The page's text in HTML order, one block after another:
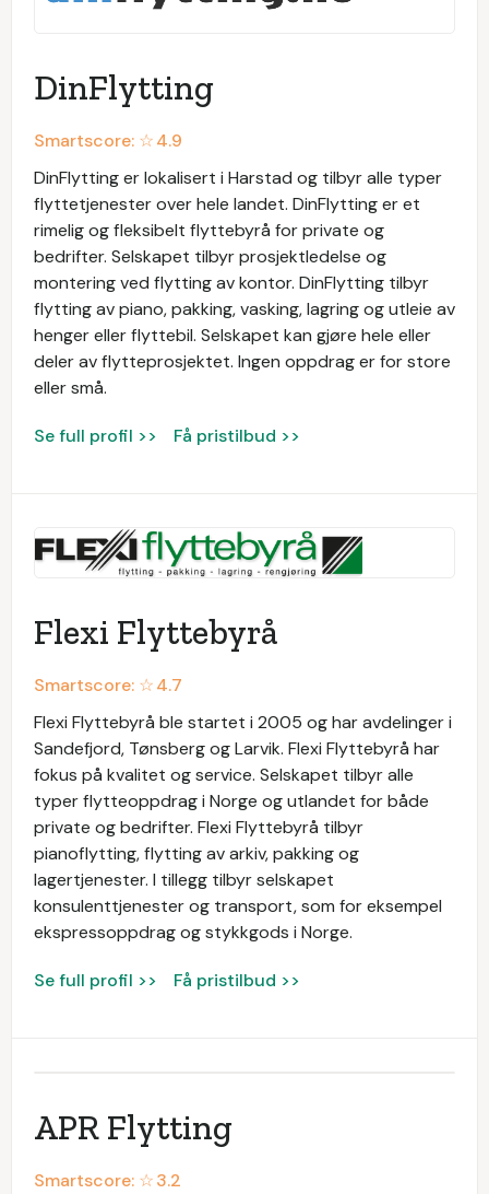
DinFlytting
Smartscore: ☆4.9
DinFlytting er lokalisert i Harstad og tilbyr alle typer
flyttetjenester over hele landet. DinFlytting er et
rimelig og fleksibelt flyttebyrå for private og
bedrifter. Selskapet tilbyr prosjektledelse og
montering ved flytting av kontor. DinFlytting tilbyr
flytting av piano, pakking, vasking, lagring og utleie av
henger eller flyttebil. Selskapet kan gjøre hele eller
deler av flytteprosjektet. Ingen oppdrag er for store
eller små.
Se full profil >> Få pristilbud >>
Flexi Flyttebyrå
Smartscore: ☆4.7
Flexi Flyttebyrå ble startet i 2005 og har avdelinger i
Sandefjord, Tønsberg og Larvik. Flexi Flyttebyrå har
fokus på kvalitet og service. Selskapet tilbyr alle
typer flytteoppdrag i Norge og utlandet for både
private og bedrifter. Flexi Flyttebyrå tilbyr
pianoflytting, flytting av arkiv, pakking og
lagertjenester. I tillegg tilbyr selskapet
konsulenttjenester og transport, som for eksempel
ekspressoppdrag og stykkgods i Norge.
Se full profil >> Få pristilbud >>
APR Flytting
Smartscore: ☆3.2